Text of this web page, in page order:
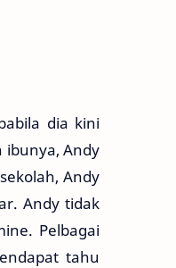
dia kini
ibunya, Andy
Andy
Andy tidak
Pelbagai
tahu